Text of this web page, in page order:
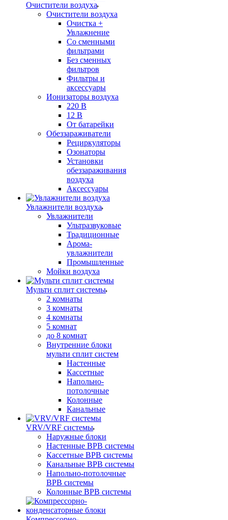
Очистители воздуха
Очистители воздуха
Очистка +
Увлажнение
Cо сменными
фильтрами
Без сменных
фильтров
Фильтры и
аксессуары
Ионизаторы воздуха
220 В
12 В
От батарейки
Обеззараживатели
Рециркуляторы
Озонаторы
Установки
обеззараживания
воздуха
Аксессуары
Увлажнители воздуха
Увлажнители
Ультразвуковые
Традиционные
Арома-
увлажнители
Промышленные
Мойки воздуха
Мульти сплит системы
2 комнаты
3 комнаты
4 комнаты
5 комнат
до 8 комнат
Внутренние блоки
мульти сплит систем
Настенные
Кассетные
Напольно-
потолочные
Колонные
Канальные
VRV/VRF системы
Наружные блоки
Настенные ВРВ системы
Кассетные ВРВ системы
Канальные ВРВ системы
Напольно-потолочные
ВРВ системы
Колонные ВРВ системы